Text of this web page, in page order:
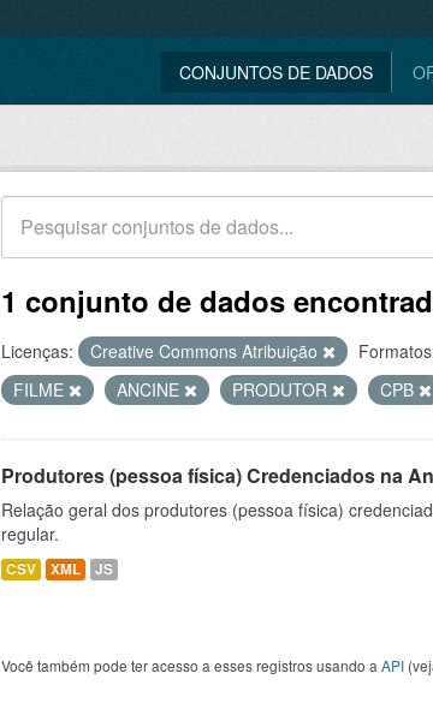
CONJUNTOS DE DADOS
1 conjunto de dados
Licenças: Creative Commons Atribuição
FILME
ANCINE PRODUTOR CPB
Produtores (pessoa física) Credenciados na
Relação geral dos produtores (pessoa física)
regular.
CSV XML JS
Você também pode ter acesso a esses registros usando a API